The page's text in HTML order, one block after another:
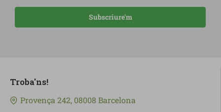
Subscriure'm
Troba'ns!
Provença 242, 08008 Barcelona